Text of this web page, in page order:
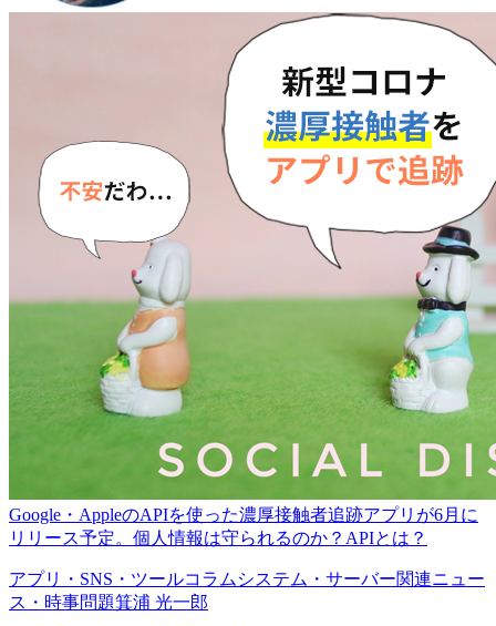
Google・AppleのAPIを使った濃厚接触者追跡アプリが6月に
リリース予定。個人情報は守られるのか？APIとは？
アプリ・SNS・ツールコラム システム・サーバー関連ニュー
ス・時事問題箕浦 光一郎